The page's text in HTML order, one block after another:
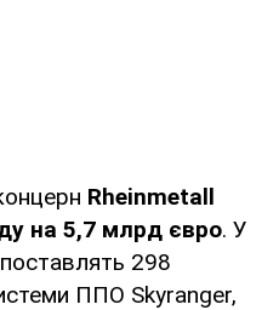
Rheinmetall
на 5,7 млрд євро. У
поставлять 298
ППО Skyranger,